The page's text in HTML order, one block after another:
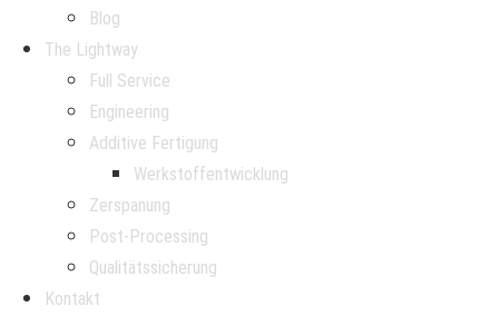
Blog
The Lightway
Full Service
Engineering
Additive Fertigung
Werkstoffentwicklung
Zerspanung
Post-Processing
Qualitätssicherung
Kontakt